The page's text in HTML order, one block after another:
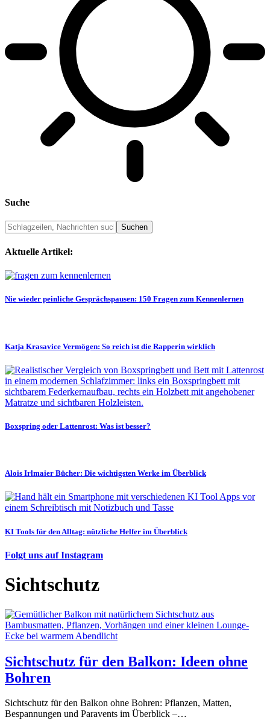
Suche
Aktuelle Artikel:
Nie wieder peinliche Gesprächspausen: 150 Fragen zum Kennenlernen
Katja Krasavice Vermögen: So reich ist die Rapperin wirklich
Boxspring oder Lattenrost: Was ist besser?
Alois Irlmaier Bücher: Die wichtigsten Werke im Überblick
KI Tools für den Alltag: nützliche Helfer im Überblick
Folgt uns auf Instagram
Sichtschutz
Sichtschutz für den Balkon: Ideen ohne
Bohren
Sichtschutz für den Balkon ohne Bohren: Pflanzen, Matten,
Bespannungen und Paravents im Überblick –…